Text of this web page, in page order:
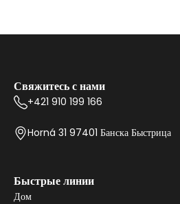
Свяжитесь с нами
+421 910 199 166
Horná 31 97401 Банска Быстрица
Быстрые линии
Дом